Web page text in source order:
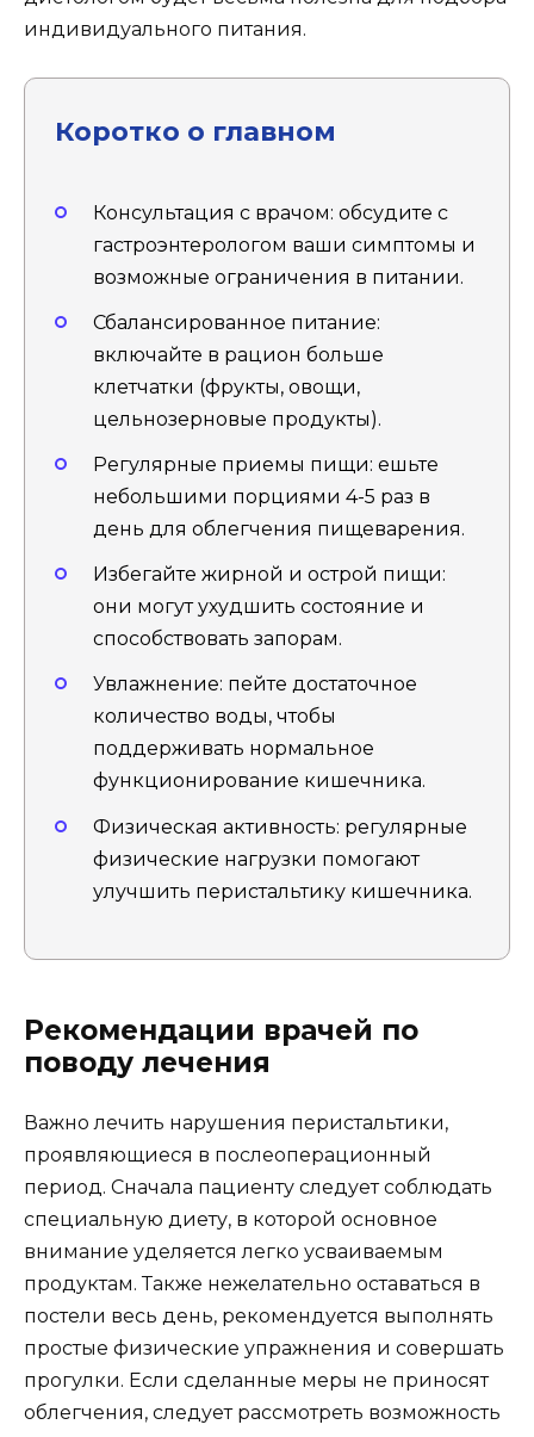
индивидуального питания.
Коротко о главном
Консультация с врачом: обсудите с
гастроэнтерологом ваши симптомы и
возможные ограничения в питании.
Сбалансированное питание:
включайте в рацион больше
клетчатки (фрукты, овощи,
цельнозерновые продукты).
Регулярные приемы пищи: ешьте
небольшими порциями 4-5 раз в
день для облегчения пищеварения.
Избегайте жирной и острой пищи:
они могут ухудшить состояние и
способствовать запорам.
Увлажнение: пейте достаточное
количество воды, чтобы
поддерживать нормальное
функционирование кишечника.
Физическая активность: регулярные
физические нагрузки помогают
улучшить перистальтику кишечника.
Рекомендации врачей по
поводу лечения
Важно лечить нарушения перистальтики,
проявляющиеся в послеоперационный
период. Сначала пациенту следует соблюдать
специальную диету, в которой основное
внимание уделяется легко усваиваемым
продуктам. Также нежелательно оставаться в
постели весь день, рекомендуется выполнять
простые физические упражнения и совершать
прогулки. Если сделанные меры не приносят
облегчения, следует рассмотреть возможность